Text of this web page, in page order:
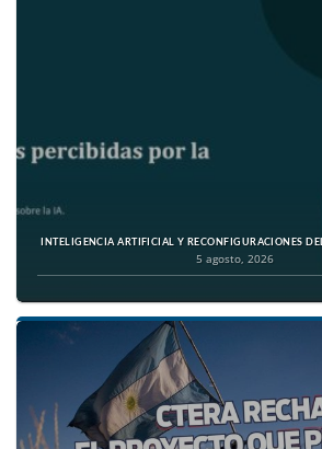
INTELIGENCIA ARTIFICIAL Y RECONFIGURACIONES
5 agosto, 2026